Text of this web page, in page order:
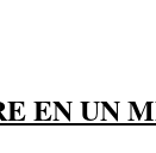
EN UN